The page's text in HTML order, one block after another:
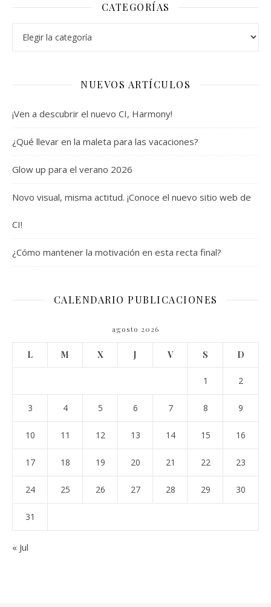
CATEGORÍAS
NUEVOS ARTÍCULOS
¡Ven a descubrir el nuevo CI, Harmony!
¿Qué llevar en la maleta para las vacaciones?
Glow up para el verano 2026
Novo visual, misma actitud. ¡Conoce el nuevo sitio web de
CI!
¿Cómo mantener la motivación en esta recta final?
CALENDARIO PUBLICACIONES
agosto 2026
L M X J V S D
1 2
3 4 5 6 7 8 9
10 11 12 13 14 15 16
17 18 19 20 21 22 23
24 25 26 27 28 29 30
31
« Jul